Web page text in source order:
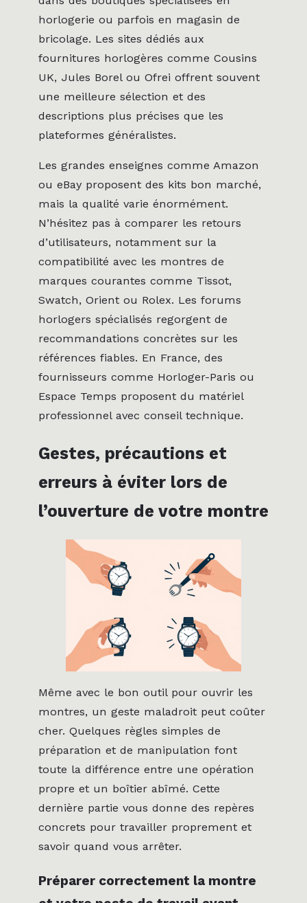
horlogerie ou parfois en magasin de
bricolage. Les sites dédiés aux
fournitures horlogères comme Cousins
UK, Jules Borel ou Ofrei offrent souvent
une meilleure sélection et des
descriptions plus précises que les
plateformes généralistes.
Les grandes enseignes comme Amazon
ou eBay proposent des kits bon marché,
mais la qualité varie énormément.
N’hésitez pas à comparer les retours
d’utilisateurs, notamment sur la
compatibilité avec les montres de
marques courantes comme Tissot,
Swatch, Orient ou Rolex. Les forums
horlogers spécialisés regorgent de
recommandations concrètes sur les
références fiables. En France, des
fournisseurs comme Horloger-Paris ou
Espace Temps proposent du matériel
professionnel avec conseil technique.
Gestes, précautions et
erreurs à éviter lors de
l’ouverture de votre montre
Même avec le bon outil pour ouvrir les
montres, un geste maladroit peut coûter
cher. Quelques règles simples de
préparation et de manipulation font
toute la différence entre une opération
propre et un boîtier abîmé. Cette
dernière partie vous donne des repères
concrets pour travailler proprement et
savoir quand vous arrêter.
Préparer correctement la montre